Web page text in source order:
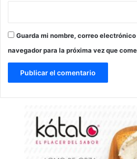
Guarda mi nombre, correo
navegador para la próxima vez que